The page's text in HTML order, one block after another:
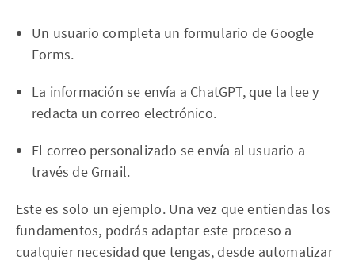
Un usuario completa un formulario de Google
Forms.
La información se envía a ChatGPT, que la lee y
redacta un correo electrónico.
El correo personalizado se envía al usuario a
través de Gmail.
Este es solo un ejemplo. Una vez que entiendas los
fundamentos, podrás adaptar este proceso a
cualquier necesidad que tengas, desde automatizar